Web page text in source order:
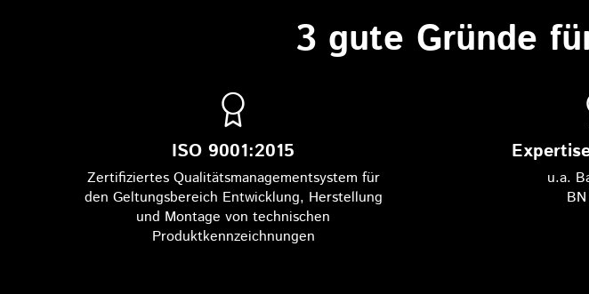
3 gute Gründe
ISO 9001:2015
Zertifiziertes Qualitätsmanagementsystem für
den Geltungsbereich Entwicklung, Herstellung
und Montage von technischen
Produktkennzeichnungen
u.a.